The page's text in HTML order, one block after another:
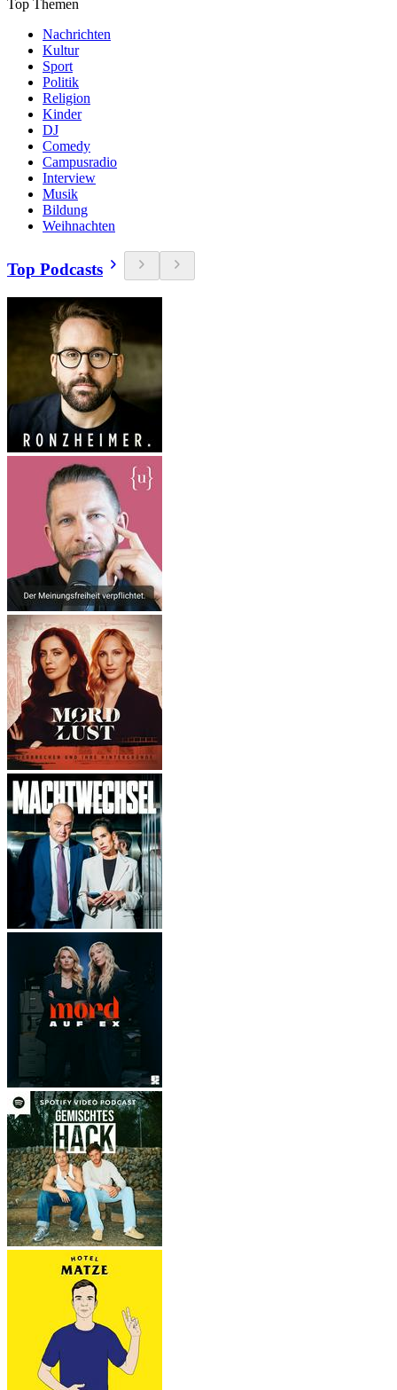
Top Themen
Nachrichten
Kultur
Sport
Politik
Religion
Kinder
DJ
Comedy
Campusradio
Interview
Musik
Bildung
Weihnachten
Top Podcasts